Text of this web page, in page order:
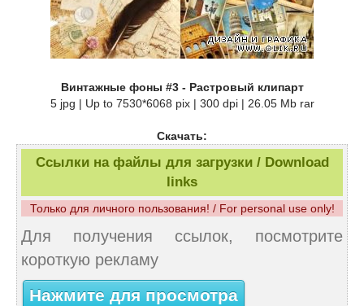
Винтажные фоны #3 - Растровый клипарт
5 jpg | Up to 7530*6068 pix | 300 dpi | 26.05 Mb rar
Скачать:
Ссылки на файлы для загрузки / Download
links
Только для личного пользования! / For personal use only!
Для получения ссылок, посмотрите
короткую рекламу
Нажмите для просмотра